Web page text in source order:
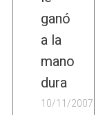
ganó
a la
mano
dura
10/11/2007